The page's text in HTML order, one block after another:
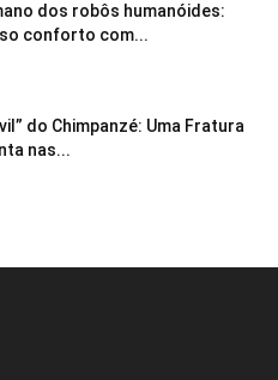
dos robôs humanóides:
conforto com...
do Chimpanzé: Uma Fratura
nas...